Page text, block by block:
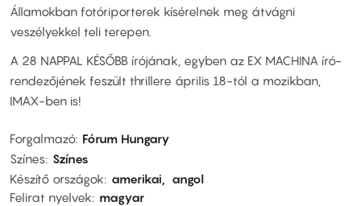
Államokban fotóriporterek kísérelnek meg átvágni
veszélyekkel teli terepen.
A 28 NAPPAL KÉSŐBB írójának, egyben az EX MACHINA író-
rendezőjének feszült thrillere április 18-tól a mozikban,
IMAX-ben is!
Forgalmazó Fórum Hungary
Színes Színes
Készítő országok
amerikai
angol
Felirat nyelvek
magyar